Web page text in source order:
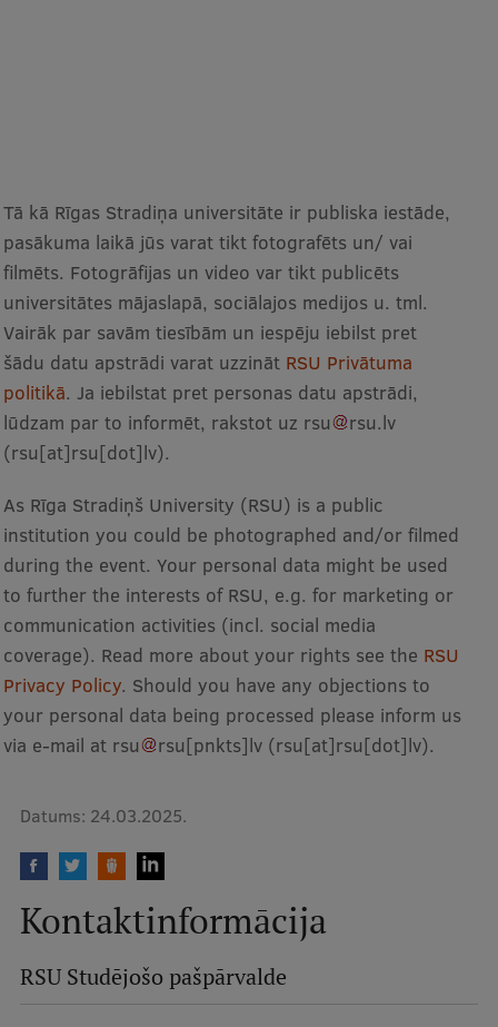
Tā kā Rīgas Stradiņa universitāte ir publiska iestāde,
pasākuma laikā jūs varat tikt fotografēts un/ vai
filmēts. Fotogrāfijas un video var tikt publicēts
universitātes mājaslapā, sociālajos medijos u. tml.
Vairāk par savām tiesībām un iespēju iebilst pret
šādu datu apstrādi varat uzzināt RSU Privātuma
politikā. Ja iebilstat pret personas datu apstrādi,
lūdzam par to informēt, rakstot uz rsu rsu.lv
(rsu[at]rsu[dot]lv).
As Rīga Stradiņš University (RSU) is a public
institution you could be photographed and/or filmed
during the event. Your personal data might be used
to further the interests of RSU, e.g. for marketing or
communication activities (incl. social media
coverage). Read more about your rights see the RSU
Privacy Policy. Should you have any objections to
your personal data being processed please inform us
via e-mail at rsu rsu[pnkts]lv (rsu[at]rsu[dot]lv).
Datums: 24.03.2025.
Kontaktinformācija
RSU Studējošo pašpārvalde